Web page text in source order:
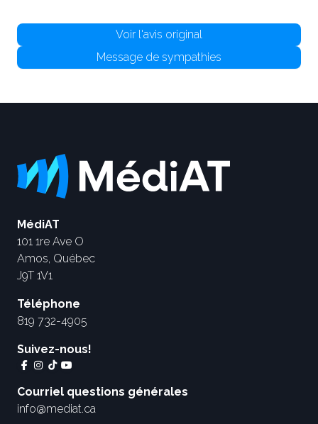
Voir l'avis original
Message de sympathies
MédiAT
101 1re Ave O
Amos, Québec
J9T 1V1
Téléphone
819 732-4905
Suivez-nous!
Courriel questions générales
info@mediat.ca